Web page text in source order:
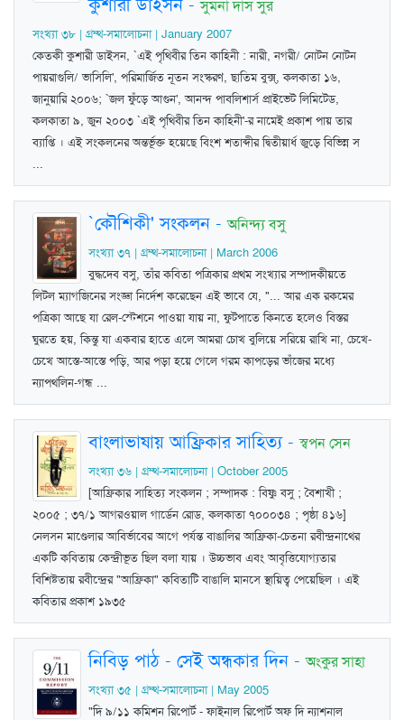
সুমনা দাস সুর
সংখ্যা ৩৮ | গ্রম্থ-সমালোচনা | January 2007
কেতকী কুশারী ডাইসন, `এই পৃথিবীর তিন কাহিনী : নারী, নগরী/ নোটন নোটন
পায়রাগুলি/ ভাসিলি', পরিমার্জিত নূতন সংস্করণ, ছাতিম বুক্স্‌, কলকাতা ১৬,
জানুয়ারি ২০০৬; `জল ফুঁড়ে আগুন', আনন্দ পাবলিশার্স প্রাইভেট লিমিটেড,
কলকাতা ৯, জুন ২০০৩ `এই পৃথিবীর তিন কাহিনী'-র নামেই প্রকাশ পায় তার
ব্যাপ্তি । এই সংকলনের অন্তর্ভূক্ত হয়েছে বিংশ শতাব্দীর দ্বিতীয়ার্ধ জুড়ে বিভিন্ন স
...
`কৌশিকী' সংকলন -অনিন্দ্য বসু
সংখ্যা ৩৭ | গ্রম্থ-সমালোচনা | March 2006
বুদ্ধদেব বসু, তাঁর কবিতা পত্রিকার প্রথম সংখ্যার সম্পাদকীয়তে
লিটল ম্যাগজিনের সংজ্ঞা নির্দেশ করেছেন এই ভাবে যে, "... আর এক রকমের
পত্রিকা আছে যা রেল-স্টেশনে পাওয়া যায় না, ফুটপাতে কিনতে হলেও বিস্তর
ঘুরতে হয়, কিন্তু যা একবার হাতে এলে আমরা চোখ বুলিয়ে সরিয়ে রাখি না, চেখে-
চেখে আস্তে-আস্তে পড়ি, আর পড়া হয়ে গেলে গরম কাপড়ের ভাঁজের মধ্যে
ন্যাপথলিন-গন্ধ ...
বাংলাভাষায় আফ্রিকার সাহিত্য-স্বপন সেন
সংখ্যা ৩৬ | গ্রম্থ-সমালোচনা | October 2005
[আফ্রিকার সাহিত্য সংকলন ; সম্পাদক : বিষ্ণু বসু ; বৈশাখী ;
২০০৫ ; ৩৭/১ আগরওয়াল গার্ডেন রোড, কলকাতা ৭০০০৩৪ ; পৃষ্ঠা ৪১৬]
নেলসন মাণ্ডেলার আবির্ভাবের আগে পর্যন্ত বাঙালির আফ্রিকা-চেতনা রবীন্দ্রনাথের
একটি কবিতায় কেন্দ্রীভূত ছিল বলা যায় । উচ্চভাব এবং আবৃত্তিযোগ্যতার
বিশিষ্টতায় রবীন্দ্রের "আফ্রিকা" কবিতাটি বাঙালি মানসে স্থায়িত্ব পেয়েছিল । এই
কবিতার প্রকাশ ১৯৩৫
নিবিড় পাঠ - সেই অন্ধকার দিন -অংকুর সাহা
সংখ্যা ৩৫ | গ্রম্থ-সমালোচনা | May 2005
"দি ৯/১১ কমিশন রিপোর্ট - ফাইনাল রিপোর্ট অফ দি ন্যাশনাল